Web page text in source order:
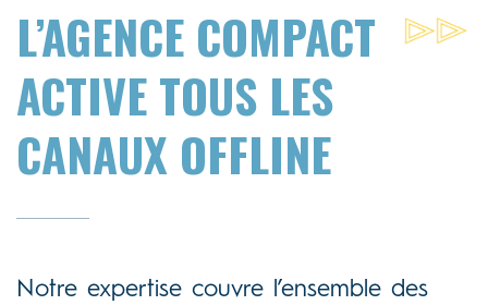
L’AGENCE COMPACT
ACTIVE TOUS LES
CANAUX OFFLINE
Notre expertise couvre l’ensemble des